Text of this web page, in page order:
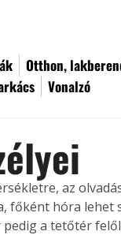
Otthon,
Vonalzó
az
főként hóra lehet
a tetőtér